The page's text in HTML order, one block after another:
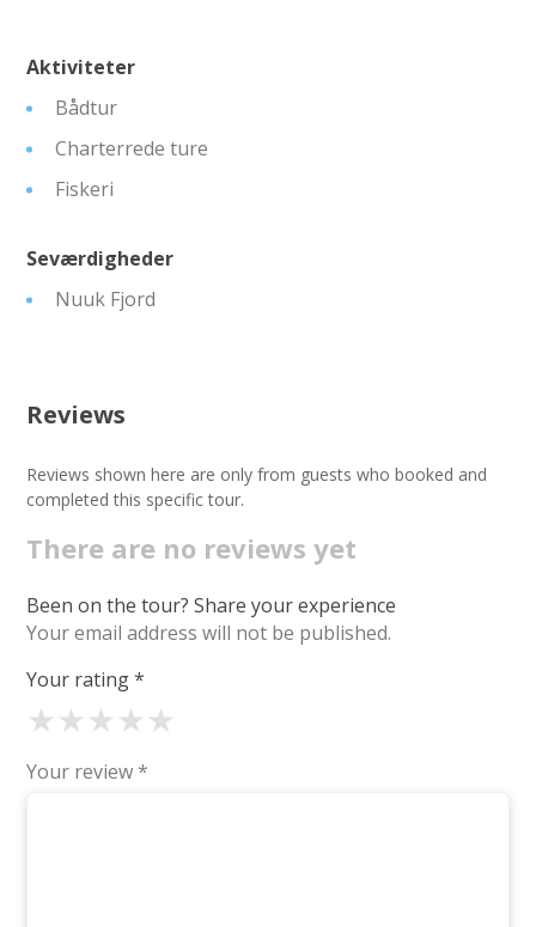
Aktiviteter
Bådtur
Charterrede ture
Fiskeri
Seværdigheder
Nuuk Fjord
Reviews
Reviews shown here are only from guests who booked and
completed this specific tour.
There are no reviews yet
Been on the tour? Share your experience
Your email address will not be published.
Your rating*
★
★
★
★
★
Your review *